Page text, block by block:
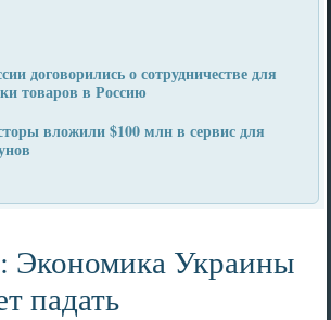
договорились о сотрудничестве для
товаров в Россию
вложили $100 млн в сервис для
Экономика Украины
падать